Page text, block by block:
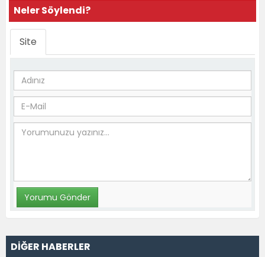
Neler Söylendi?
Site
DİĞER HABERLER